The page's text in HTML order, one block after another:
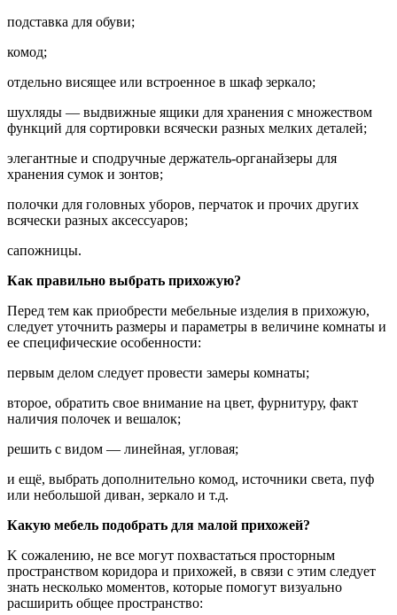
подставка для обуви;
комод;
отдельно висящее или встроенное в шкаф зеркало;
шухляды — выдвижные ящики для хранения с множеством
функций для сортировки всячески разных мелких деталей;
элегантные и сподручные держатель-органайзеры для
хранения сумок и зонтов;
полочки для головных уборов, перчаток и прочих других
всячески разных аксессуаров;
сапожницы.
Как правильно выбрать прихожую?
Перед тем как приобрести мебельные изделия в прихожую,
следует уточнить размеры и параметры в величине комнаты и
ее специфические особенности:
первым делом следует провести замеры комнаты;
второе, обратить свое внимание на цвет, фурнитуру, факт
наличия полочек и вешалок;
решить с видом — линейная, угловая;
и ещё, выбрать дополнительно комод, источники света, пуф
или небольшой диван, зеркало и т.д.
Какую мебель подобрать для малой прихожей?
K сожалению, не все могут похвастаться просторным
пространством коридора и прихожей, в связи с этим следует
знать несколько моментов, которые помогут визуально
расширить общее пространство: